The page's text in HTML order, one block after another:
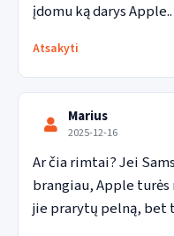
įdomu ką darys Apple..
Atsakyti
Marius
2025-12-16
Ar čia rimtai? Jei
brangiau, Apple turės
jie prarytų pelną, bet